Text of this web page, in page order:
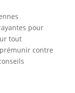
pour
tout
contre